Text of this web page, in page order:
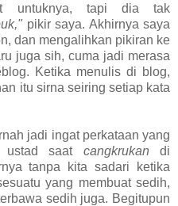
untuknya, tapi dia tak
pikir saya. Akhirnya saya
dan mengalihkan pikiran ke
juga sih, cuma jadi merasa
Ketika menulis di blog,
itu sirna seiring setiap kata
jadi ingat perkataan yang
ustad saat cangkrukan di
tanpa kita sadari ketika
yang membuat sedih,
sedih juga. Begitupun